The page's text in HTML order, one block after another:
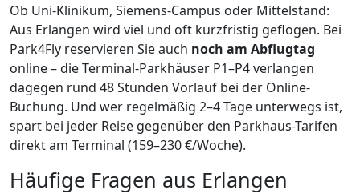
Ob Uni-Klinikum, Siemens-Campus oder Mittelstand:
Aus Erlangen wird viel und oft kurzfristig geflogen. Bei
Park4Fly reservieren Sie auch noch am Abflugtag
online – die Terminal-Parkhäuser P1–P4 verlangen
dagegen rund 48 Stunden Vorlauf bei der Online-
Buchung. Und wer regelmäßig 2–4 Tage unterwegs ist,
spart bei jeder Reise gegenüber den Parkhaus-Tarifen
direkt am Terminal (159–230 €/Woche).
Häufige Fragen aus Erlangen